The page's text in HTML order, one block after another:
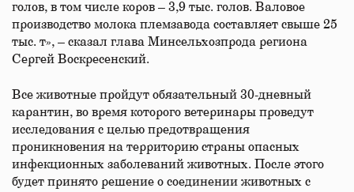
голов, в том числе коров – 3,9 тыс. голов. Валовое
производство молока племзавода составляет свыше 25
тыс. т», – сказал глава Минсельхозпрода региона
Сергей Воскресенский.
Все животные пройдут обязательный 30-дневный
карантин, во время которого ветеринары проведут
исследования с целью предотвращения
проникновения на территорию страны опасных
инфекционных заболеваний животных. После этого
будет принято решение о соединении животных с